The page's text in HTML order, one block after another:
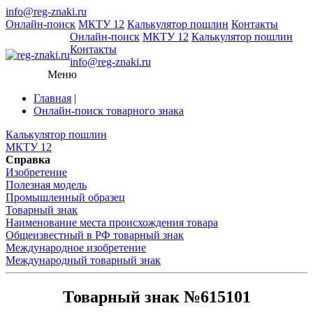
info@reg-znaki.ru
Онлайн-поиск МКТУ 12 Калькулятор пошлин Контакты
Онлайн-поиск МКТУ 12 Калькулятор пошлин
Контакты
info@reg-znaki.ru
Меню
Главная |
Онлайн-поиск товарного знака
Калькулятор пошлин
МКТУ 12
Справка
Изобретение
Полезная модель
Промышленный образец
Товарный знак
Наименование места происхождения товара
Общеизвестный в РФ товарный знак
Международное изобретение
Международный товарный знак
Товарный знак №615101